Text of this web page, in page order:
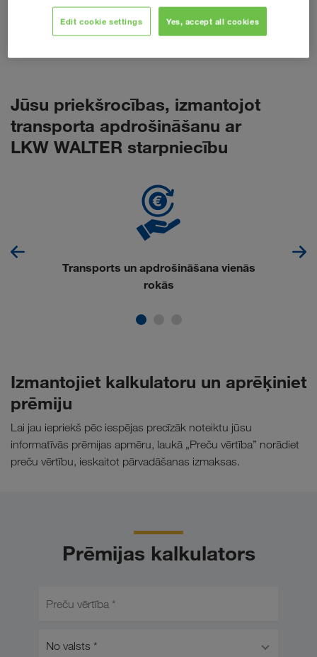
labumu no labākajiem nosacījumiem un bezrūpīgiem
pārvadājumiem no iekraušanas līdz izkraušanai – un tas viss
Jūsu priekšrocības, izmantojot
transporta apdrošināšanu ar
LKW WALTER starpniecību
Transports un apdrošināšana vienās
rokās
Izmantojiet kalkulatoru un aprēķiniet
prēmiju
Lai jau iepriekš pēc iespējas precīzāk noteiktu jūsu
informatīvās prēmijas apmēru, laukā „Preču vērtība” norādiet
preču vērtību, ieskaitot pārvadāšanas izmaksas.
Prēmijas kalkulators
Preču vērtība *
No valsts *
Edit cookie settings Yes, accept all cookies